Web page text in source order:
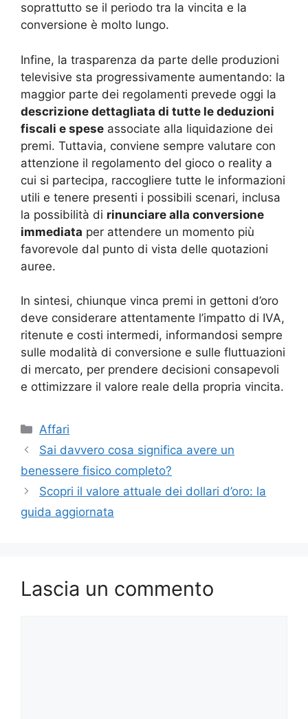
soprattutto se il periodo tra la vincita e la
conversione è molto lungo.
Infine, la trasparenza da parte delle produzioni
televisive sta progressivamente aumentando: la
maggior parte dei regolamenti prevede oggi la
descrizione dettagliata di tutte le deduzioni
fiscali e spese associate alla liquidazione dei
premi. Tuttavia, conviene sempre valutare con
attenzione il regolamento del gioco o reality a
cui si partecipa, raccogliere tutte le informazioni
utili e tenere presenti i possibili scenari, inclusa
la possibilità di rinunciare alla conversione
immediata per attendere un momento più
favorevole dal punto di vista delle quotazioni
auree.
In sintesi, chiunque vinca premi in gettoni d’oro
deve considerare attentamente l’impatto di IVA,
ritenute e costi intermedi, informandosi sempre
sulle modalità di conversione e sulle fluttuazioni
di mercato, per prendere decisioni consapevoli
e ottimizzare il valore reale della propria vincita.
Categorie
Affari
Sai davvero cosa significa avere un
benessere fisico completo?
Scopri il valore attuale dei dollari d’oro: la
guida aggiornata
Lascia un commento